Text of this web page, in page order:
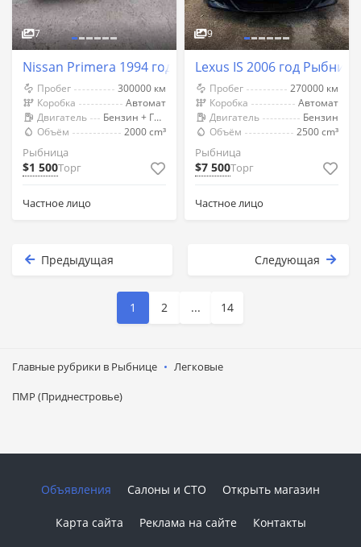
7
Nissan Primera 1994 год Рыбница
Пробег
300000 км
Коробка
Автомат
Двигатель
Бензин + Газ (Метан)
Объём
2000 cm³
Рыбница
$1 500Торг
Частное лицо
9
Lexus IS 2006 год Рыбница
Пробег
270000 км
Коробка
Автомат
Двигатель
Бензин
Объём
2500 cm³
Рыбница
$7 500Торг
Частное лицо
Предыдущая Следующая
1 2 ... 14
Главные рубрики в Рыбнице Легковые
ПМР (Приднестровье)
Объявления Салоны и СТО Открыть магазин
Карта сайта Реклама на сайте Контакты